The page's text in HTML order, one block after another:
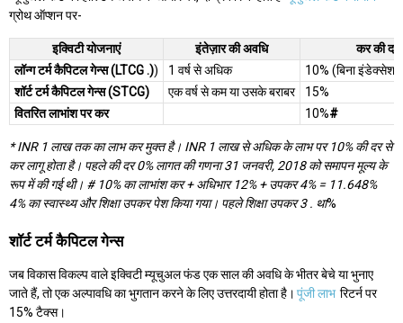
ग्रोथ ऑप्शन पर-
इक्विटी योजनाएं इंतेज़ार की अवधि
कर की दर
लॉन्ग टर्म कैपिटल गेन्स (LTCG .)) 1 वर्ष से अधिक
10% (बिना
शॉर्ट टर्म कैपिटल गेन्स (STCG)
एक वर्ष से कम या उसके बराबर
15%
वितरित लाभांश पर कर
10%#
* INR 1 लाख तक का लाभ कर मुक्त है। INR 1 लाख से अधिक के लाभ पर 10% की दर से
कर लागू होता है। पहले की दर 0% लागत की गणना 31 जनवरी, 2018 को समापन मूल्य के
रूप में की गई थी। # 10% का लाभांश कर + अधिभार 12% + उपकर 4% = 11.648%
4% का स्वास्थ्य और शिक्षा उपकर पेश किया गया। पहले शिक्षा उपकर 3 . था%
शॉर्ट टर्म कैपिटल गेन्स
जब विकास विकल्प वाले इक्विटी म्यूचुअल फंड एक साल की अवधि के भीतर बेचे या भुनाए
जाते हैं, तो एक अल्पावधि का भुगतान करने के लिए उत्तरदायी होता है। पूंजी लाभ रिटर्न पर
15% टैक्स।